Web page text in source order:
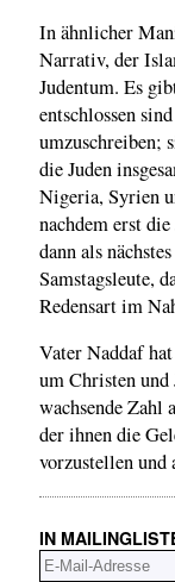
In ähnlicher
Narrativ, der
Judentum. Es
entschlossen
umzuschreiben;
die Juden
Nigeria, Syrien
nachdem erst
dann als
Samstagsleute,
Redensart im
Vater Naddaf
um Christen und
wachsende Zahl
der ihnen die
vorzustellen und
IN